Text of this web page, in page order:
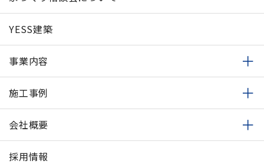
YESS建築
事業内容
施工事例
会社概要
採用情報